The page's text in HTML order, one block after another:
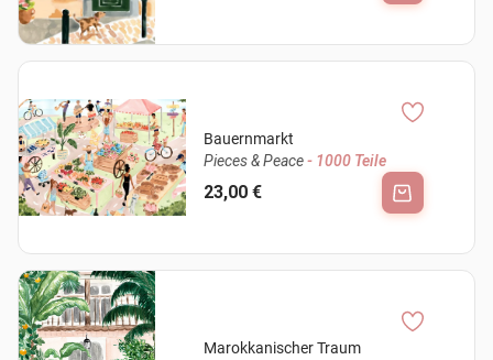
Bauernmarkt
Pieces & Peace- 1000 Teile
23,00 €
Marokkanischer Traum